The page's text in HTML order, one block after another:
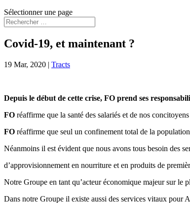
Sélectionner une page
Covid-19, et maintenant ?
19 Mar, 2020 | Tracts
Depuis le début de cette crise, FO prend ses
FO réaffirme que la santé des salariés et de nos
FO réaffirme que seul un confinement total de la
Néanmoins il est évident que nous avons tous besoin des
d’approvisionnement en nourriture et en produits de
Notre Groupe en tant qu’acteur économique majeur sur le
Dans notre Groupe il existe aussi des services vitaux pour